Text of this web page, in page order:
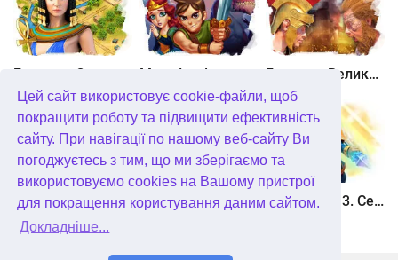
Цей сайт використовує cookie-файли, щоб
покращити роботу та підвищити ефективність
сайту. При навігації по нашому веб-сайту Ви
погоджуєтесь з тим, що ми зберігаємо та
використовуємо cookies на Вашому пристрої
для покращення користування даним сайтом.
Докладніше...
людей на Землю. Пройдіть більше сотні захоплюючих рівнів та
здолайте в чесному поєдинку ватажка лиходіїв!
Maze Lord Битва за Великобританію. Повстання Каратака
Полювання онлайн Пташиний переполох 3 Солдатики 3. Середньовіччя